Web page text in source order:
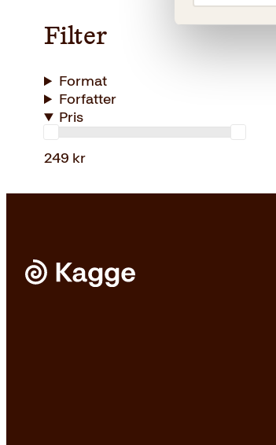
Filter
Format
Forfatter
Pris
249 kr